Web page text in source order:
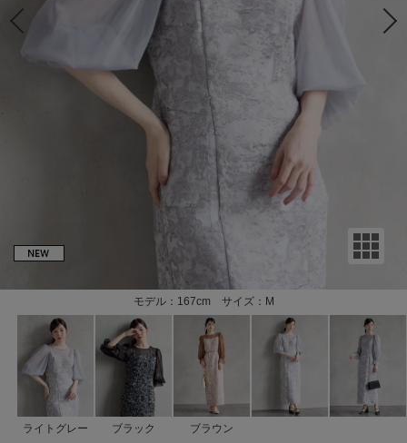
モデル：167cm サイズ：M
ライトグレー ブラック ブラウン